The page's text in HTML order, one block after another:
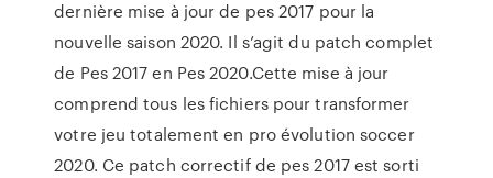
dernière mise à jour de pes 2017 pour la
nouvelle saison 2020. Il s’agit du patch complet
de Pes 2017 en Pes 2020.Cette mise à jour
comprend tous les fichiers pour transformer
votre jeu totalement en pro évolution soccer
2020. Ce patch correctif de pes 2017 est sorti